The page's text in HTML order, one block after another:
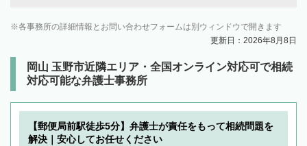
各事務所の詳細情報とお問い合わせフォームは別ウィンドウで開きます
更新日：2026年8月8日
岡山 玉野市近隣エリア・全国オンライン対応可で相続
対応可能な弁護士事務所
【郵便局前駅徒歩5分】弁護士が責任をもって相続問題を
解決｜安心してお任せください